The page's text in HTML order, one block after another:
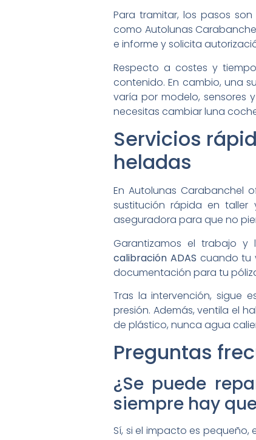
Para tramitar, los pasos
como Autolunas
e informe y solicita
Respecto a costes y
contenido. En cambio, una
varía por modelo, sensores
necesitas cambiar luna
Servicios
heladas
En Autolunas Carabanchel
sustitución rápida en taller
aseguradora para que no
Garantizamos el trabajo y
calibración ADAS cuando tu
documentación para tu
Tras la intervención, sigue
presión. Además, ventila el
de plástico, nunca agua
Preguntas
¿Se puede
siempre hay
Sí, si el impacto es